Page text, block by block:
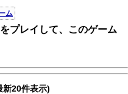
ム
プレイして、このゲーム
新20件表示)